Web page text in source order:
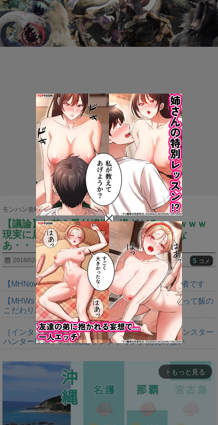
モンハン攻略まとめ隊 >ネタ・雑談 >
【議論】お前ら受付嬢嫌い過ぎだろｗｗｗｗｗ
現実に居たら付き合いたいって思うけどな
あ・・・
2018/02/28 5 コメ
【MHNow】週間1000は上積みの上積みなんで異常者です
【MHWs】やっぱいただきますの大切さ語るだけあって飯の
こだわり凄いよね
［インタビュー］距離を超えて，一緒に狩る。「モンスター
ハンターNow」の新機能 フレンドリンク開発の狙い
arrow_forward_ios もっと見る